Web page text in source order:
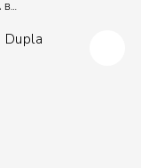
BOLSA FRASQUEIRA BORRACHA PRETA ALÇA DUPLA
Dupla